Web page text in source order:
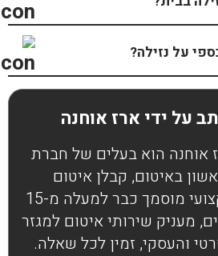
על נזילה?
על ידי ארז אוחנה
אוחנה הוא בעלים של חברת
באיטום, קבלן איטום
מקצועי מוסמך כבר למעלה מ-15
מעניק שירותי איטום למגזר
והעסקי, זמין לכל שאלה.